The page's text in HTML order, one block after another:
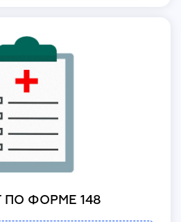
ПО ФОРМЕ 148